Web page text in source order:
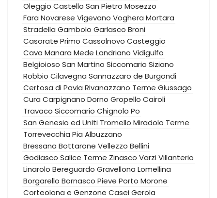
Oleggio Castello San Pietro Mosezzo
Fara Novarese Vigevano Voghera Mortara
Stradella Gambolo Garlasco Broni
Casorate Primo Cassolnovo Casteggio
Cava Manara Mede Landriano Vidigulfo
Belgioioso San Martino Siccomario Siziano
Robbio Cilavegna Sannazzaro de Burgondi
Certosa di Pavia Rivanazzano Terme Giussago
Cura Carpignano Dorno Gropello Cairoli
Travaco Siccomario Chignolo Po
San Genesio ed Uniti Tromello Miradolo Terme
Torrevecchia Pia Albuzzano
Bressana Bottarone Vellezzo Bellini
Godiasco Salice Terme Zinasco VarziVillanterio
Linarolo Bereguardo Gravellona Lomellina
Borgarello Bornasco Pieve Porto Morone
Corteolona e Genzone Casei Gerola